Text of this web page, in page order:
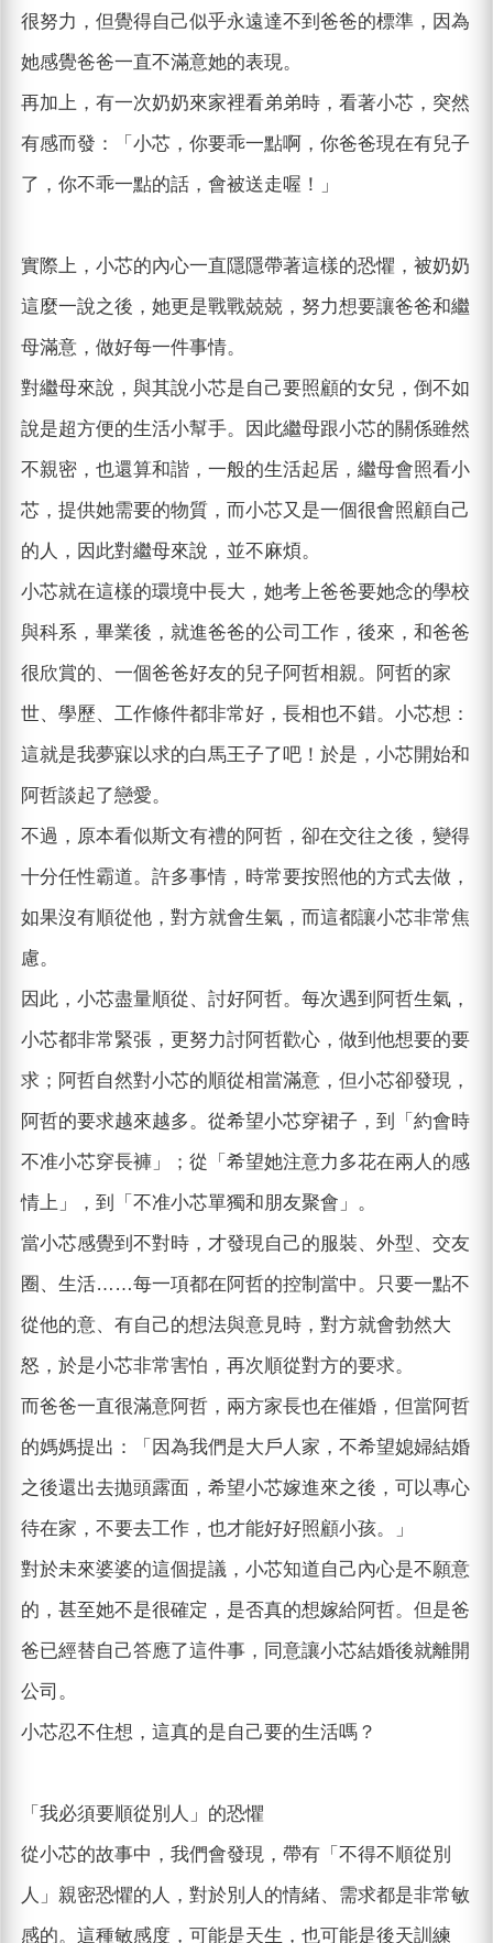
很努力，但覺得自己似乎永遠達不到爸爸的標準，因為
她感覺爸爸一直不滿意她的表現。
再加上，有一次奶奶來家裡看弟弟時，看著小芯，突然
有感而發：「小芯，你要乖一點啊，你爸爸現在有兒子
了，你不乖一點的話，會被送走喔！」
實際上，小芯的內心一直隱隱帶著這樣的恐懼，被奶奶
這麼一說之後，她更是戰戰兢兢，努力想要讓爸爸和繼
母滿意，做好每一件事情。
對繼母來說，與其說小芯是自己要照顧的女兒，倒不如
說是超方便的生活小幫手。因此繼母跟小芯的關係雖然
不親密，也還算和諧，一般的生活起居，繼母會照看小
芯，提供她需要的物質，而小芯又是一個很會照顧自己
的人，因此對繼母來說，並不麻煩。
小芯就在這樣的環境中長大，她考上爸爸要她念的學校
與科系，畢業後，就進爸爸的公司工作，後來，和爸爸
很欣賞的、一個爸爸好友的兒子阿哲相親。阿哲的家
世、學歷、工作條件都非常好，長相也不錯。小芯想：
這就是我夢寐以求的白馬王子了吧！於是，小芯開始和
阿哲談起了戀愛。
不過，原本看似斯文有禮的阿哲，卻在交往之後，變得
十分任性霸道。許多事情，時常要按照他的方式去做，
如果沒有順從他，對方就會生氣，而這都讓小芯非常焦
慮。
因此，小芯盡量順從、討好阿哲。每次遇到阿哲生氣，
小芯都非常緊張，更努力討阿哲歡心，做到他想要的要
求；阿哲自然對小芯的順從相當滿意，但小芯卻發現，
阿哲的要求越來越多。從希望小芯穿裙子，到「約會時
不准小芯穿長褲」；從「希望她注意力多花在兩人的感
情上」，到「不准小芯單獨和朋友聚會」。
當小芯感覺到不對時，才發現自己的服裝、外型、交友
圈、生活……每一項都在阿哲的控制當中。只要一點不
從他的意、有自己的想法與意見時，對方就會勃然大
怒，於是小芯非常害怕，再次順從對方的要求。
而爸爸一直很滿意阿哲，兩方家長也在催婚，但當阿哲
的媽媽提出：「因為我們是大戶人家，不希望媳婦結婚
之後還出去拋頭露面，希望小芯嫁進來之後，可以專心
待在家，不要去工作，也才能好好照顧小孩。」
對於未來婆婆的這個提議，小芯知道自己內心是不願意
的，甚至她不是很確定，是否真的想嫁給阿哲。但是爸
爸已經替自己答應了這件事，同意讓小芯結婚後就離開
公司。
小芯忍不住想，這真的是自己要的生活嗎？
「我必須要順從別人」的恐懼
從小芯的故事中，我們會發現，帶有「不得不順從別
人」親密恐懼的人，對於別人的情緒、需求都是非常敏
感的。這種敏感度，可能是天生，也可能是後天訓練